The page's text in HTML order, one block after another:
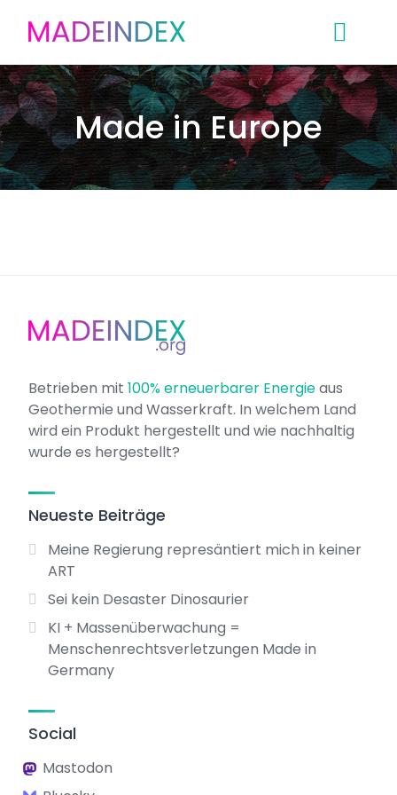
Made in Europe
Betrieben mit 100% erneuerbarer Energieaus
Geothermie und Wasserkraft. In welchem Land
wird ein Produkt hergestellt und wie nachhaltig
wurde es hergestellt?
Neueste Beiträge
Meine Regierung represäntiert mich in keiner
ART
Sei kein Desaster Dinosaurier
KI + Massenüberwachung =
Menschenrechtsverletzungen Made in
Germany
Social
Mastodon